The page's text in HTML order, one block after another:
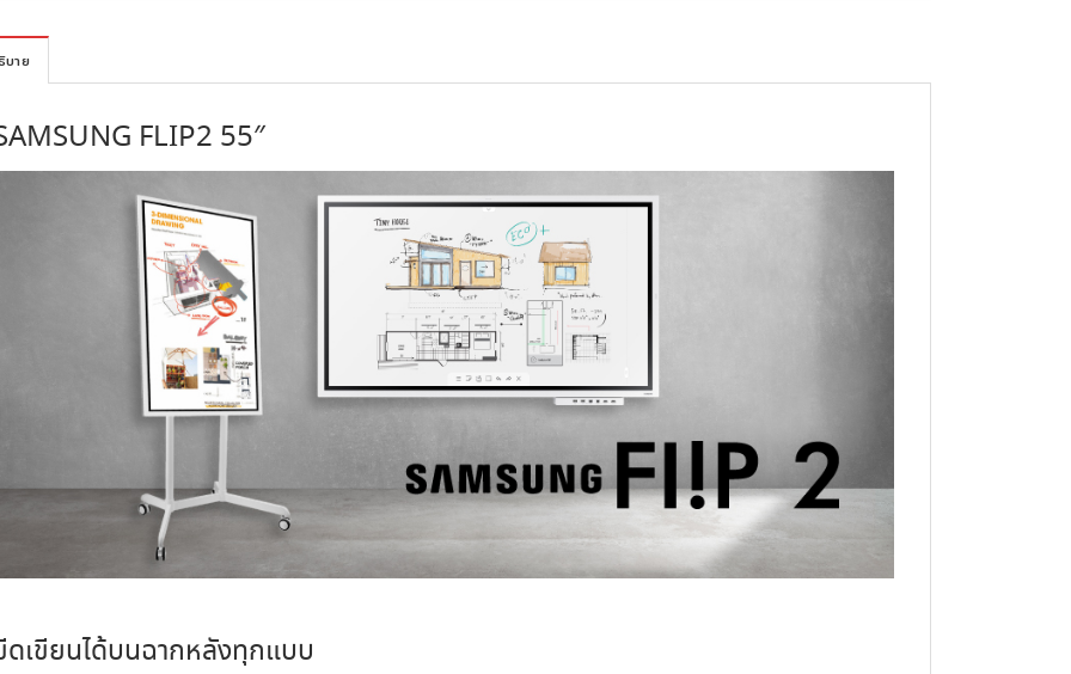
บาย
FLIP2 55″
ดเขียนได้บนฉากหลังทุกแบบ